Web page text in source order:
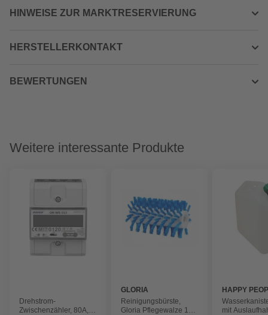
HINWEISE ZUR MARKTRESERVIERUNG
HERSTELLERKONTAKT
BEWERTUNGEN
Weitere interessante Produkte
Drehstrom-
Zwischenzähler, 80A,
GLORIA
Reinigungsbürste,
Gloria Pflegewalze 165
HAPPY
mit